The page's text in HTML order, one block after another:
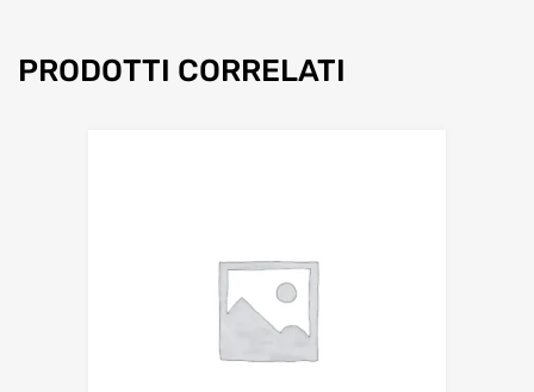
PRODOTTI CORRELATI